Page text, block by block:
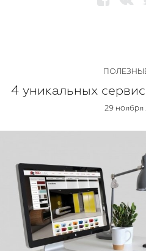
4 уникальных
29 ноября